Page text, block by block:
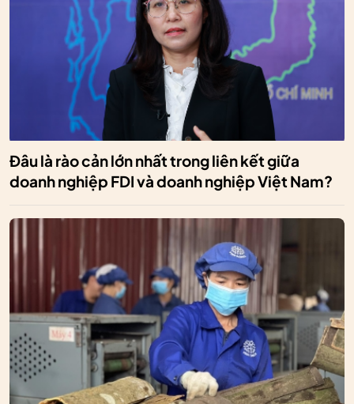
Đâu là rào cản lớn nhất trong liên kết giữa
doanh nghiệp FDI và doanh nghiệp Việt Nam?